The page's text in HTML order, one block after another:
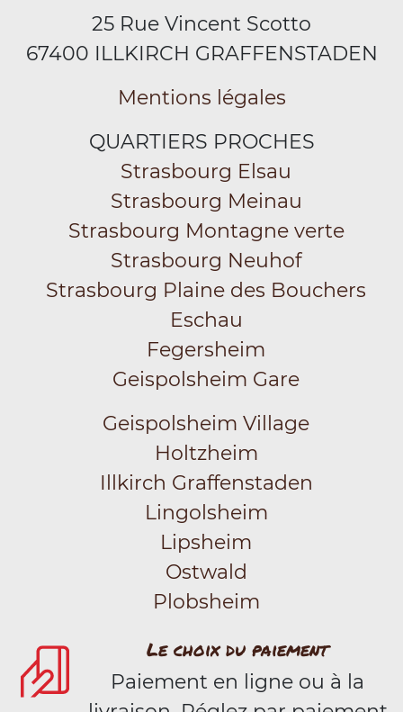
25 Rue Vincent Scotto
67400 ILLKIRCH GRAFFENSTADEN
Mentions légales
QUARTIERS PROCHES
Strasbourg Elsau
Strasbourg Meinau
Strasbourg Montagne verte
Strasbourg Neuhof
Strasbourg Plaine des Bouchers
Eschau
Fegersheim
Geispolsheim Gare
Geispolsheim Village
Holtzheim
Illkirch Graffenstaden
Lingolsheim
Lipsheim
Ostwald
Plobsheim
Le choix du paiement
Paiement en ligne ou à la